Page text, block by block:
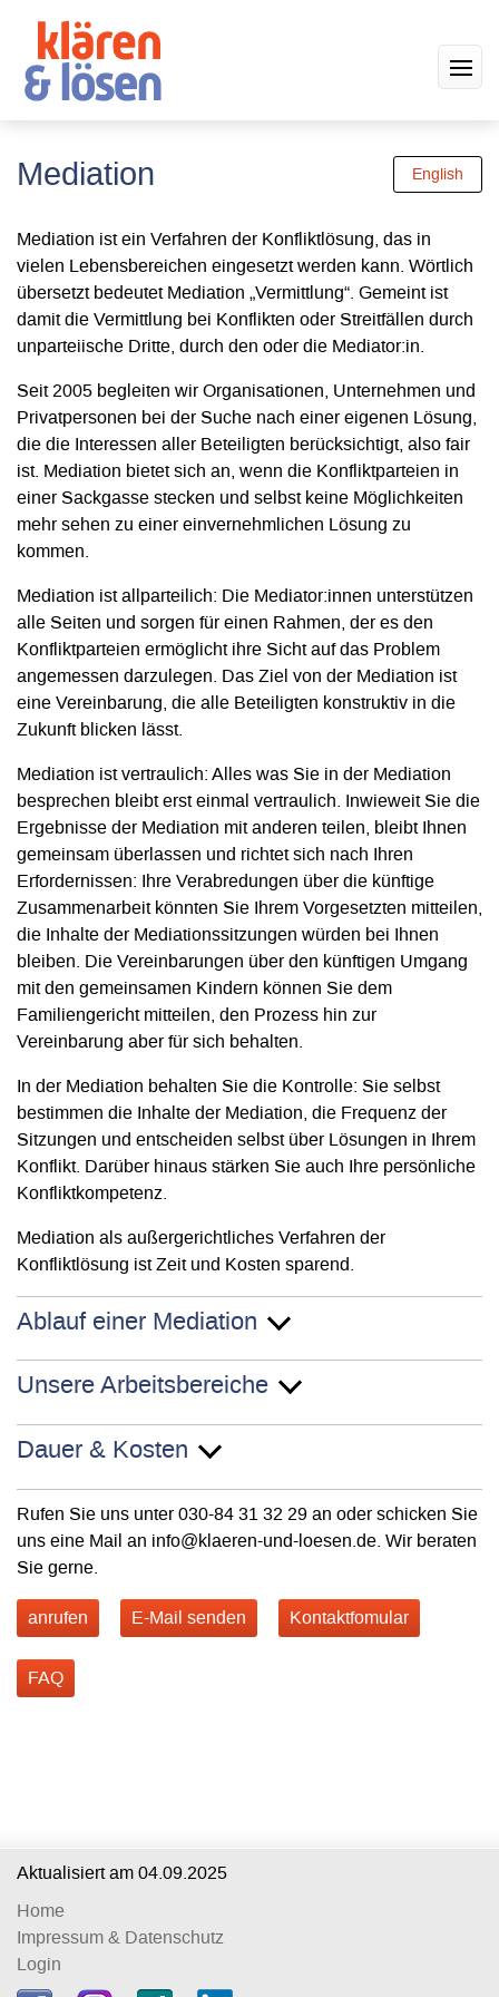
Mediation English
Mediation ist ein Verfahren der Konfliktlösung, das in
vielen Lebensbereichen eingesetzt werden kann. Wörtlich
übersetzt bedeutet Mediation „Vermittlung“. Gemeint ist
damit die Vermittlung bei Konflikten oder Streitfällen durch
unparteiische Dritte, durch den oder die Mediator:in.
Seit 2005 begleiten wir Organisationen, Unternehmen und
Privatpersonen bei der Suche nach einer eigenen Lösung,
die die Interessen aller Beteiligten berücksichtigt, also fair
ist. Mediation bietet sich an, wenn die Konfliktparteien in
einer Sackgasse stecken und selbst keine Möglichkeiten
mehr sehen zu einer einvernehmlichen Lösung zu
kommen.
Mediation ist allparteilich: Die Mediator:innen unterstützen
alle Seiten und sorgen für einen Rahmen, der es den
Konfliktparteien ermöglicht ihre Sicht auf das Problem
angemessen darzulegen. Das Ziel von der Mediation ist
eine Vereinbarung, die alle Beteiligten konstruktiv in die
Zukunft blicken lässt.
Mediation ist vertraulich: Alles was Sie in der Mediation
besprechen bleibt erst einmal vertraulich. Inwieweit Sie die
Ergebnisse der Mediation mit anderen teilen, bleibt Ihnen
gemeinsam überlassen und richtet sich nach Ihren
Erfordernissen: Ihre Verabredungen über die künftige
Zusammenarbeit könnten Sie Ihrem Vorgesetzten mitteilen,
die Inhalte der Mediationssitzungen würden bei Ihnen
bleiben. Die Vereinbarungen über den künftigen Umgang
mit den gemeinsamen Kindern können Sie dem
Familiengericht mitteilen, den Prozess hin zur
Vereinbarung aber für sich behalten.
In der Mediation behalten Sie die Kontrolle: Sie selbst
bestimmen die Inhalte der Mediation, die Frequenz der
Sitzungen und entscheiden selbst über Lösungen in Ihrem
Konflikt. Darüber hinaus stärken Sie auch Ihre persönliche
Konfliktkompetenz.
Mediation als außergerichtliches Verfahren der
Konfliktlösung ist Zeit und Kosten sparend.
Ablauf einer Mediation
Unsere Arbeitsbereiche
Dauer & Kosten
Rufen Sie uns unter 030-84 31 32 29 an oder schicken Sie
uns eine Mail an info@klaeren-und-loesen.de. Wir beraten
Sie gerne.
anrufen E-Mail senden Kontaktfomular
FAQ
Aktualisiert am04.09.2025
Home
Impressum & Datenschutz
Login